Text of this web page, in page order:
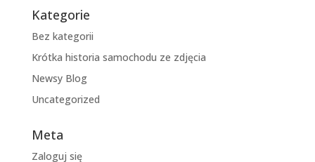
Kategorie
Bez kategorii
Krótka historia samochodu ze zdjęcia
Newsy Blog
Uncategorized
Meta
Zaloguj się